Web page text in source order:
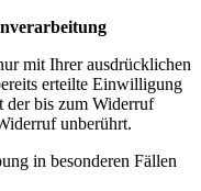
mit Ihrer ausdrücklichen
erteilte Einwilligung
der bis zum Widerruf
unberührt.
in besonderen Fällen